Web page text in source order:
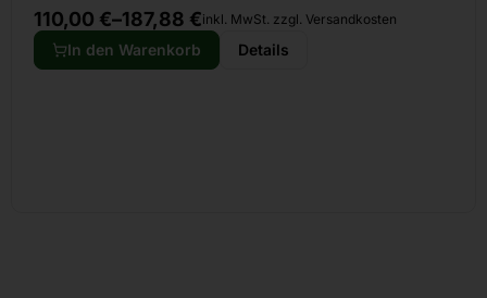
110,00 €–187,88 €inkl. MwSt. zzgl. Versandkosten
In den Warenkorb Details